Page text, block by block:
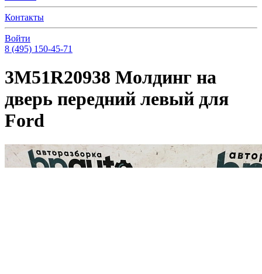
Контакты
Войти
8 (495) 150-45-71
3M51R20938 Молдинг на
дверь передний левый для
Ford